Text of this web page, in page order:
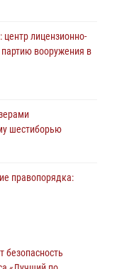
лицензионно-
вооружения в
шестиборью
правопорядка:
безопасность